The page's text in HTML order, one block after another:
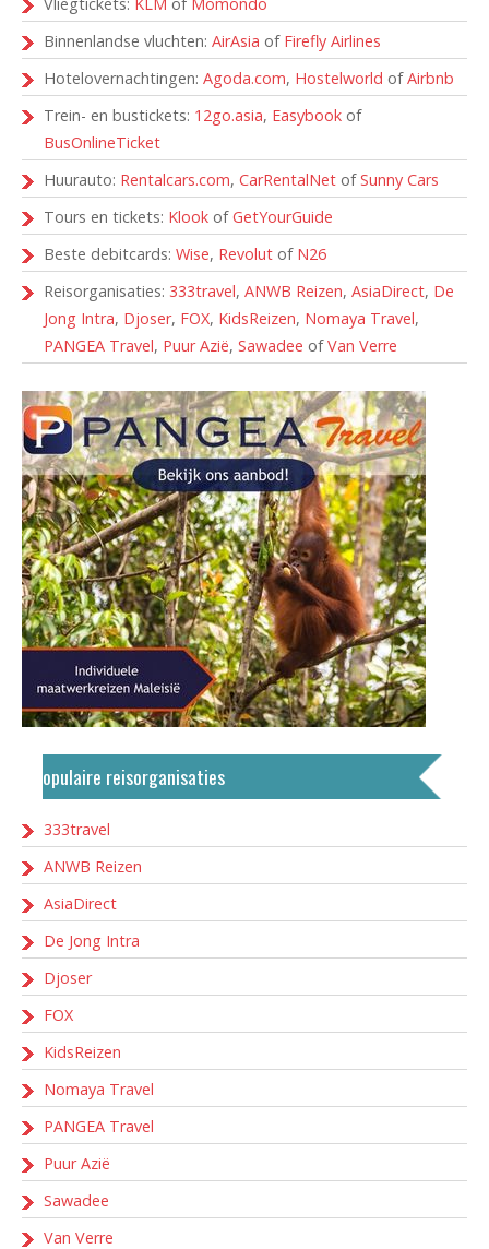
Binnenlandse vluchten: AirAsia of Firefly Airlines
Hotelovernachtingen: Agoda.com, Hostelworld ofAirbnb
Trein- en bustickets: 12go.asia, Easybook of
BusOnlineTicket
Huurauto: Rentalcars.com, CarRentalNet ofSunny Cars
Tours en tickets: Klook ofGetYourGuide
Beste debitcards: Wise, Revolut of N26
Reisorganisaties: 333travel, ANWB Reizen, AsiaDirect, De
Jong Intra, Djoser, FOX, KidsReizen, Nomaya Travel,
PANGEA Travel, Puur Azië, Sawadee ofVan Verre
Populaire reisorganisaties
333travel
ANWB Reizen
AsiaDirect
De Jong Intra
Djoser
FOX
KidsReizen
Nomaya Travel
PANGEA Travel
Puur Azië
Sawadee
Van Verre